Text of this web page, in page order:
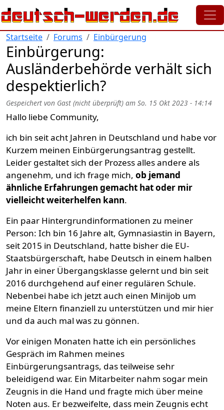
Direkt zum Inhalt
Startseite Forums Einbürgerung
Einbürgerung:
Ausländerbehörde verhält sich
despektierlich?
Gespeichert von Gast (nicht überprüft) am So. 15 Okt 2023 - 14:14
Hallo liebe Community,
ich bin seit acht Jahren in Deutschland und habe vor
Kurzem meinen Einbürgerungsantrag gestellt.
Leider gestaltet sich der Prozess alles andere als
angenehm, und ich frage mich, ob jemand
ähnliche Erfahrungen gemacht hat oder mir
vielleicht weiterhelfen kann.
Ein paar Hintergrundinformationen zu meiner
Person: Ich bin 16 Jahre alt, Gymnasiastin in Bayern,
seit 2015 in Deutschland, hatte bisher die EU-
Staatsbürgerschaft, habe Deutsch in einem halben
Jahr in einer Übergangsklasse gelernt und bin seit
2016 durchgehend auf einer regulären Schule.
Nebenbei habe ich jetzt auch einen Minijob um
meine Eltern finanziell zu unterstützen und mir hier
und da auch mal was zu gönnen.
Vor einigen Monaten hatte ich ein persönliches
Gespräch im Rahmen meines
Einbürgerungsantrags, das teilweise sehr
beleidigend war. Ein Mitarbeiter nahm sogar mein
Zeugnis in die Hand und fragte mich über meine
Noten aus. Er bezweifelte, dass mein Zeugnis echt